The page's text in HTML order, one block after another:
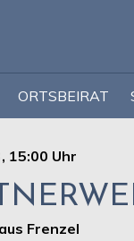
ORTSBEIRAT
15:00 Uhr
Frenzel